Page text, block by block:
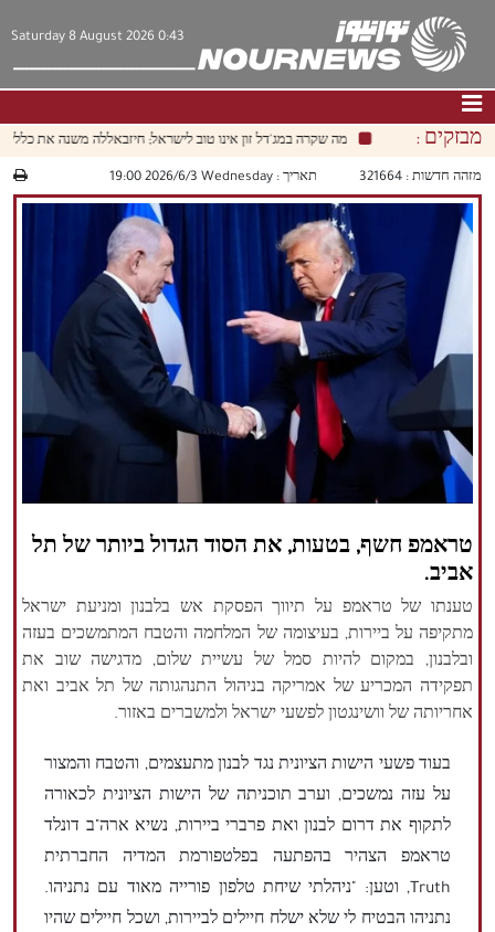
Saturday 8 August 2026 0:43
דף הבית| צור קשר|אודות
חדשות
תרבות וחברה
כלכלה
פוליטיקה
מולטימדיה
فارسي English
|עברית русский |中文
|
מבזקים : מה שקרה במג'דל זון אינו טוב לישראל; חיזבאללה משנה את כללי
מזהה חדשות : 321664 תאריך :‫‫Wednesday‬‬ 2026/6/3 19:00
טראמפ חשף, בטעות, את הסוד הגדול ביותר של תל
אביב.
טענתו של טראמפ על תיווך הפסקת אש בלבנון ומניעת ישראל
מתקיפה על ביירות, בעיצומה של המלחמה והטבח המתמשכים בעזה
ובלבנון, במקום להיות סמל של עשיית שלום, מדגישה שוב את
תפקידה המכריע של אמריקה בניהול התנהגותה של תל אביב ואת
אחריותה של וושינגטון לפשעי ישראל ולמשברים באזור.
בעוד פשעי הישות הציונית נגד לבנון מתעצמים, והטבח והמצור
על עזה נמשכים, וערב תוכניתה של הישות הציונית לכאורה
לתקוף את דרום לבנון ואת פרברי ביירות, נשיא ארה"ב דונלד
טראמפ הצהיר בהפתעה בפלטפורמת המדיה החברתית
Truth, וטען: "ניהלתי שיחת טלפון פורייה מאוד עם נתניהו.
נתניהו הבטיח לי שלא ישלח חיילים לביירות, ושכל חיילים שהיו